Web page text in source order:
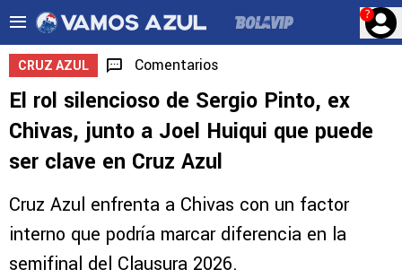
?
CRUZ AZUL Comentarios
El rol silencioso de Sergio Pinto, ex
Chivas, junto a Joel Huiqui que puede
ser clave en Cruz Azul
Cruz Azul enfrenta a Chivas con un factor
interno que podría marcar diferencia en la
semifinal del Clausura 2026.